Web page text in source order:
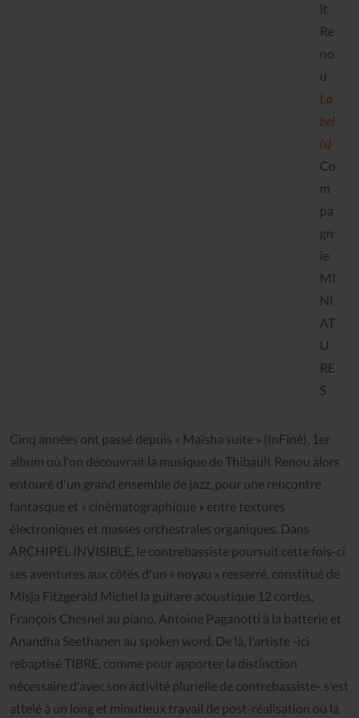
lt
Re
no
u
La
bel
(s)
Co
m
pa
gn
ie
MI
NI
AT
U
RE
S
Cinq années ont passé depuis « Maïsha suite » (InFiné), 1er
album où l'on découvrait la musique de Thibault Renou alors
entouré d'un grand ensemble de jazz, pour une rencontre
fantasque et « cinématographique » entre textures
électroniques et masses orchestrales organiques. Dans
ARCHIPEL INVISIBLE, le contrebassiste poursuit cette fois-ci
ses aventures aux côtés d'un « noyau » resserré, constitué de
Misja Fitzgerald Michel la guitare acoustique 12 cordes,
François Chesnel au piano, Antoine Paganotti à la batterie et
Anandha Seethanen au spoken word. De là, l'artiste -ici
rebaptisé TIBRE, comme pour apporter la distinction
nécessaire d'avec son activité plurielle de contrebassiste- s'est
attelé à un long et minutieux travail de post-réalisation où la